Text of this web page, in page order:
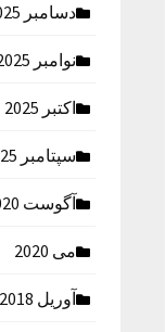
دسامبر 2025
نوامبر 2025
اکتبر 2025
سپتامبر 2025
آگوست 2020
می 2020
آوریل 2018